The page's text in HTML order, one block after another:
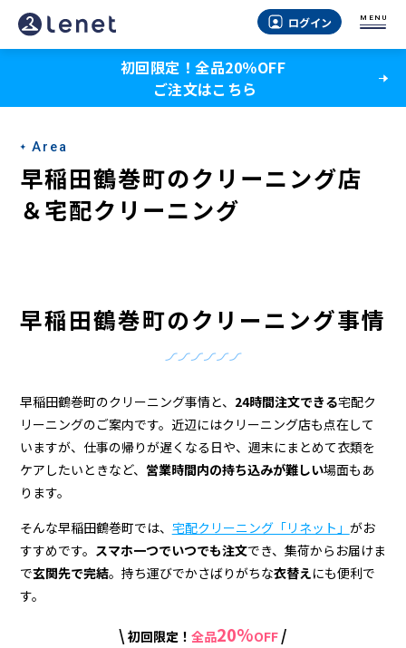
早
稲
鶴
巻
町
の
ー
グ
店
＆
宅
配
ク
リ
ログイン MENU
初回限定！全品20％OFF
ご注文はこちら
Area
早稲田鶴巻町のクリーニング店
＆宅配クリーニング
早稲田鶴巻町のクリーニング事情
早稲田鶴巻町のクリーニング事情と、 24時間注文できる宅配ク
リーニングのご案内です。近辺にはクリーニング店も点在して
いますが、仕事の帰りが遅くなる日や、週末にまとめて衣類を
ケアしたいときなど、 営業時間内の持ち込みが難しい場面もあ
ります。
そんな早稲田鶴巻町では、 宅配クリーニング「リネット」 がお
すすめです。 スマホ一つでいつでも注文でき、集荷からお届けま
で玄関先で完結。持ち運びでかさばりがちな衣替えにも便利で
す。
\ 初回限定！ 全品20%OFF /